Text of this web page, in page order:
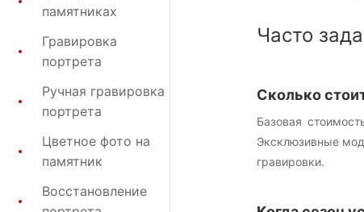
памятниках
Гравировка
портрета
Ручная гравировка
портрета
Цветное фото на
памятник
Восстановление
Часто
Сколько
Базовая
Эксклюзивные
гравировки.